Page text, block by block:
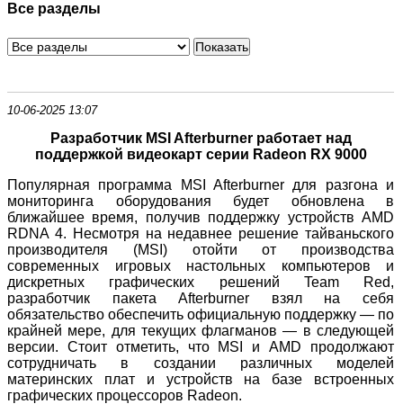
Программное обеспечение
Все разделы
10-06-2025 13:07
Разработчик MSI Afterburner работает над
поддержкой видеокарт серии Radeon RX 9000
Популярная программа MSI Afterburner для разгона и
мониторинга оборудования будет обновлена в
ближайшее время, получив поддержку устройств AMD
RDNA 4. Несмотря на недавнее решение тайваньского
производителя (MSI) отойти от производства
современных игровых настольных компьютеров и
дискретных графических решений Team Red,
разработчик пакета Afterburner взял на себя
обязательство обеспечить официальную поддержку — по
крайней мере, для текущих флагманов — в следующей
версии. Стоит отметить, что MSI и AMD продолжают
сотрудничать в создании различных моделей
материнских плат и устройств на базе встроенных
графических процессоров Radeon.